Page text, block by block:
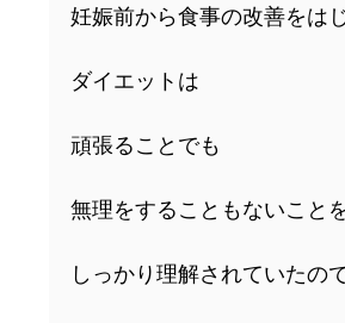
妊娠前から食事の改善をは
ダイエットは
頑張ることでも
無理をすることもないこと
しっかり理解されていたの